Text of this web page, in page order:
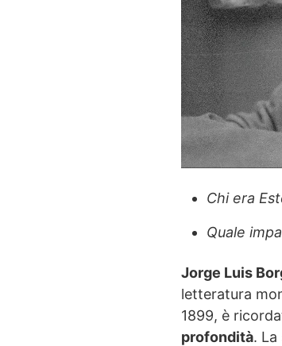
Chi era
Quale
Jorge Luis
letteratura
1899, è
profondità.